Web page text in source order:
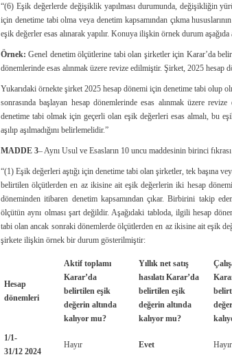
“(6) Eşik değerlerde değişiklik yapılması durumunda, değişikliğin
için denetime tabi olma veya denetim kapsamından çıkma
eşik değerler esas alınarak yapılır. Konuya ilişkin örnek durum aşağıda
Örnek: Genel denetim ölçütlerine tabi olan şirketler için Karar’da
dönemlerinde esas alınmak üzere revize edilmiştir. Şirket, 2025 hesap
Yukarıdaki örnekte şirket 2025 hesap dönemi için denetime tabi olup
sonrasında başlayan hesap dönemlerinde esas alınmak üzere
denetime tabi olmak için geçerli olan eşik değerleri esas almalı, bu
aşılıp aşılmadığını belirlemelidir.”
MADDE 3– Aynı Usul ve Esasların 10 uncu maddesinin birinci
“(1) Eşik değerleri aştığı için denetime tabi olan şirketler, tek başına
belirtilen ölçütlerden en az ikisine ait eşik değerlerin iki hesap
döneminden itibaren denetim kapsamından çıkar. Birbirini takip
ölçütün aynı olması şart değildir. Aşağıdaki tabloda, ilgili hesap
tabi olan ancak sonraki dönemlerde ölçütlerden en az ikisine ait eşik
şirkete ilişkin örnek bir durum gösterilmiştir:
Hesap
dönemleri
Aktif toplamı
Karar’da
belirtilen eşik
değerin altında
kalıyor mu?
Yıllık net satış
hasılatı Karar’da
belirtilen eşik
değerin altında
kalıyor mu?
1/1-
31/12 2024
Hayır Evet Hayır